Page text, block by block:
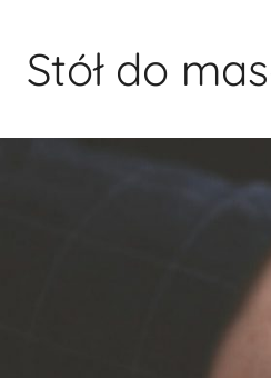
treściStół do